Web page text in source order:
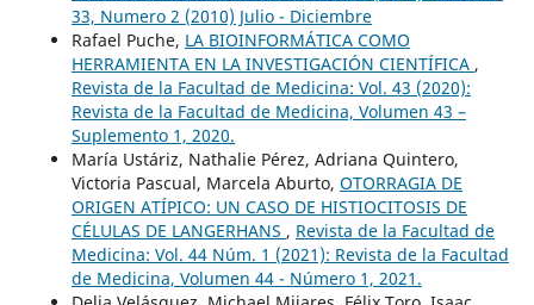
33, Numero 2 (2010) Julio - Diciembre
Rafael Puche, LA BIOINFORMÁTICA COMO
HERRAMIENTA EN LA INVESTIGACIÓN CIENTÍFICA ,
Revista de la Facultad de Medicina: Vol. 43 (2020):
Revista de la Facultad de Medicina, Volumen 43 –
Suplemento 1, 2020.
María Ustáriz, Nathalie Pérez, Adriana Quintero,
Victoria Pascual, Marcela Aburto, OTORRAGIA DE
ORIGEN ATÍPICO: UN CASO DE HISTIOCITOSIS DE
CÉLULAS DE LANGERHANS , Revista de la Facultad de
Medicina: Vol. 44 Núm. 1 (2021): Revista de la Facultad
de Medicina, Volumen 44 - Número 1, 2021.